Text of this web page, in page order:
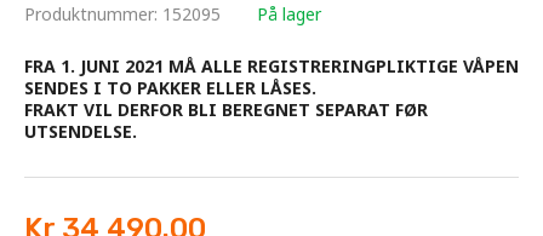
Produktnummer: 152095 På lager
FRA 1. JUNI 2021 MÅ ALLE REGISTRERINGPLIKTIGE VÅPEN
SENDES I TO PAKKER ELLER LÅSES.
FRAKT VIL DERFOR BLI BEREGNET SEPARAT FØR
UTSENDELSE.
Kr 34 490.00